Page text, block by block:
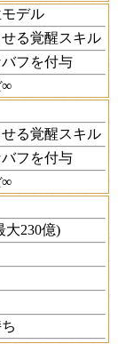
デル
る覚醒スキル
フを付与
∞
る覚醒スキル
フを付与
∞
大230億)